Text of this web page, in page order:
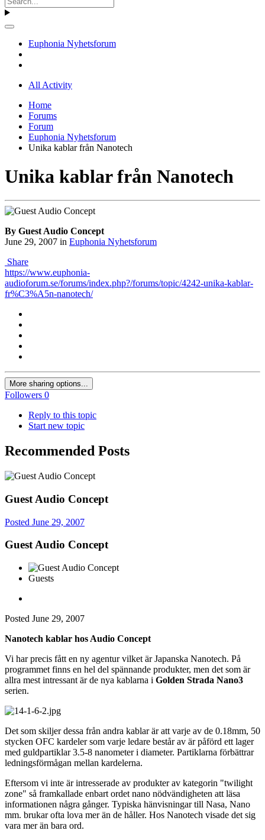
Euphonia Nyhetsforum
All Activity
Home
Forums
Forum
Euphonia Nyhetsforum
Unika kablar från Nanotech
Unika kablar från Nanotech
By Guest Audio Concept
June 29, 2007 in Euphonia Nyhetsforum
Share
https://www.euphonia-
audioforum.se/forums/index.php?/forums/topic/4242-unika-kablar-
fr%C3%A5n-nanotech/
More sharing options...
Followers 0
Reply to this topic
Start new topic
Recommended Posts
Guest Audio Concept
Posted June 29, 2007
Guest Audio Concept
Guests
Posted June 29, 2007
Nanotech kablar hos Audio Concept
Vi har precis fått en ny agentur vilket är Japanska Nanotech. På
programmet finns en hel del spännande produkter, men det som är
allra mest intressant är de nya kablarna i Golden Strada Nano3
serien.
Det som skiljer dessa från andra kablar är att varje av de 0.18mm, 50
stycken OFC kardeler som varje ledare består av är påförd ett lager
med guldpartiklar 3.5-8 nanometer i diameter. Partiklarna förbättrar
ledningsförmågan mellan kardelerna.
Eftersom vi inte är intresserade av produkter av kategorin "twilight
zone" så framkallade enbart ordet nano nödvändigheten att läsa
informationen några gånger. Typiska hänvisningar till Nasa, Nano
mm. brukar ofta lova mer än de håller. Hos Nanotech visade det sig
vara mer än bara ord.